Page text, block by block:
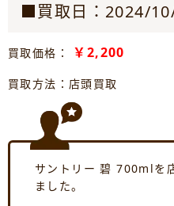
■買取日：2024/
買取価格： ￥2,200
買取方法：店頭買取
サントリー 碧 700mlを
ました。